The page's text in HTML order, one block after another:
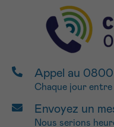
Appel au 0800
Chaque jour entre
Envoyez un
Nous serions